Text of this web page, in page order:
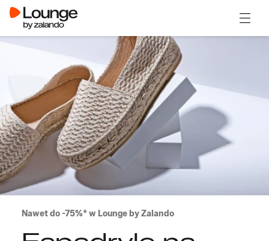
Nawet do -75%* w Lounge by Zalando